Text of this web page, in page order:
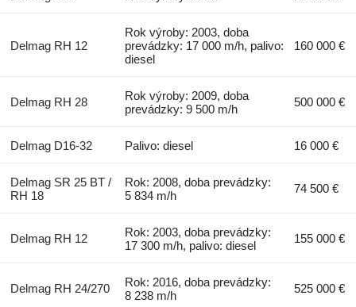
Delmag RH 12
Rok výroby: 2003, doba
prevádzky: 17 000 m/h, palivo:
diesel
160 000 €
Delmag RH 28
Rok výroby: 2009, doba
prevádzky: 9 500 m/h
500 000 €
Delmag D16-32 Palivo: diesel 16 000 €
Delmag SR 25 BT /
RH 18
Rok: 2008, doba prevádzky:
5 834 m/h
74 500 €
Delmag RH 12
Rok: 2003, doba prevádzky:
17 300 m/h, palivo: diesel
155 000 €
Delmag RH 24/270
Rok: 2016, doba prevádzky:
8 238 m/h
525 000 €